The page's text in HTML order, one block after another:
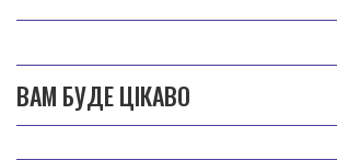
ВАМ БУДЕ ЦІКАВО